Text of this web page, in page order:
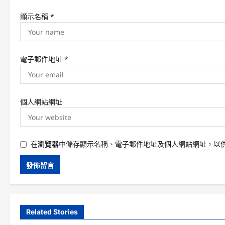
顯示名稱 *
電子郵件地址 *
個人網站網址
在瀏覽器中儲存顯示名稱、電子郵件地址及個人網站網址，以
Related Stories